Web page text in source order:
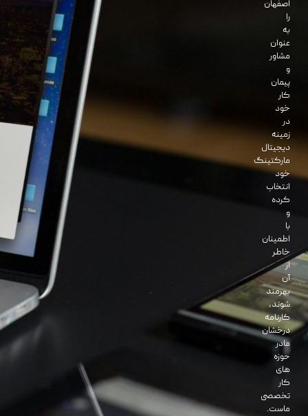
اصفهان
را
به
عنوان
مشاور
و
پیمان
کار
خود
در
زمینه
دیجیتال
مارکتینگ
خود
انتخاب
کرده
و
با
اطمینان
خاطر
از
آن
بهرمند
شوند،
کارنامه
درخشان
مادر
حوزه
های
کار
تخصصی
ماست.